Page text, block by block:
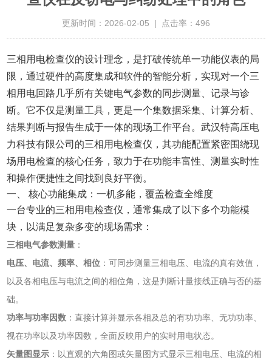
更新时间：2026-02-05 | 点击率：496
三相用电检查仪的设计理念，是打破传统单一功能仪表的局
限，通过硬件的高度集成和软件的智能分析，实现对一个三
相用电回路几乎所有关键电气参数的同步测量、记录与诊
断。它不仅是测量工具，更是一个集数据采集、计算分析、
结果判断与报告生成于一体的现场工作平台。武汉特高压电
力科技有限公司的三相用电检查仪，其功能配置紧密围绕现
场用电检查的核心任务，致力于在功能丰富性、测量实时性
和操作便捷性之间找到良好平衡。
一、 核心功能集成：一机多能，覆盖检查全维度
一台专业的三相用电检查仪，通常集成了以下多个功能模
块，以满足复杂多变的现场需求：
三相电气参数测量 ‌：
电压、电流、频率、相位 ‌：可同步测量三相电压、电流的真有效值，
以及各相电压与电流之间的相位角，这是判断计量接线正确与否的基
础。
功率与功率因数 ‌：直接计算并显示各相及总的有功功率、无功功率、
视在功率以及功率因数，全面反映用户的实时用电状态。
矢量图显示 ‌：以直观的六角图或矢量图方式显示三相电压、电流的相